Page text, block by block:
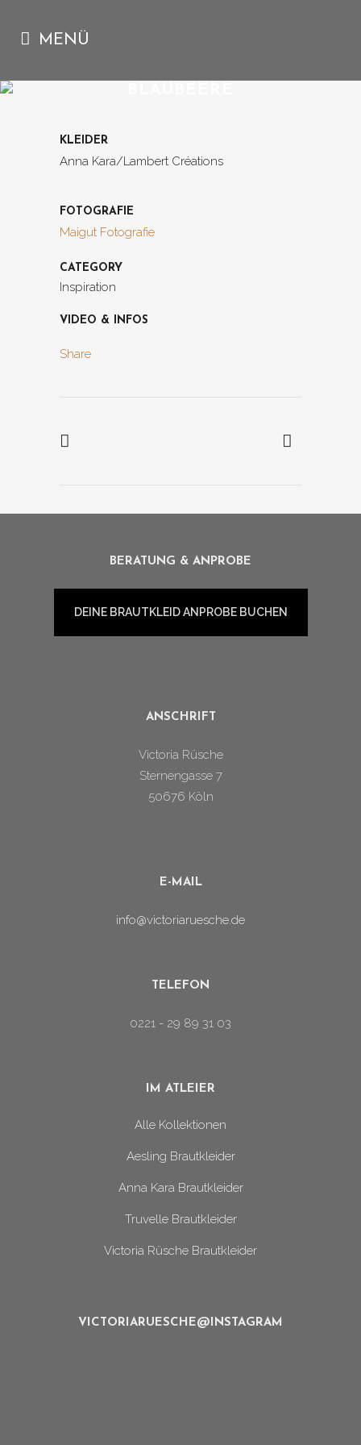
KLEIDER
Anna Kara/Lambert Créations
FOTOGRAFIE
Maigut Fotografie
CATEGORY
Inspiration
VIDEO & INFOS
Share
BERATUNG & ANPROBE
DEINE BRAUTKLEID ANPROBE BUCHEN
ANSCHRIFT
Victoria Rüsche
Sternengasse 7
50676 Köln
E-MAIL
info@victoriaruesche.de
TELEFON
0221 - 29 89 31 03
IM ATLEIER
Alle Kollektionen
Aesling Brautkleider
Anna Kara Brautkleider
Truvelle Brautkleider
Victoria Rüsche Brautkleider
VICTORIARUESCHE@INSTAGRAM